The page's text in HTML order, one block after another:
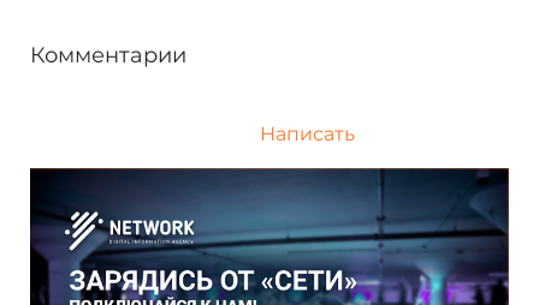
Комментарии
Написать